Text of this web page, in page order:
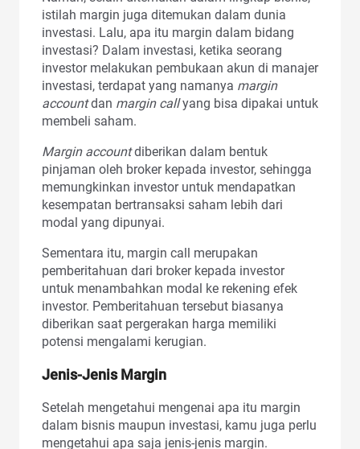
istilah margin juga ditemukan dalam dunia
investasi. Lalu, apa itu margin dalam bidang
investasi? Dalam investasi, ketika seorang
investor melakukan pembukaan akun di manajer
investasi, terdapat yang namanya margin
accountdan margin callyang bisa dipakai untuk
membeli saham.
Margin accountdiberikan dalam bentuk
pinjaman oleh broker kepada investor, sehingga
memungkinkan investor untuk mendapatkan
kesempatan bertransaksi saham lebih dari
modal yang dipunyai.
Sementara itu, margin call merupakan
pemberitahuan dari broker kepada investor
untuk menambahkan modal ke rekening efek
investor. Pemberitahuan tersebut biasanya
diberikan saat pergerakan harga memiliki
potensi mengalami kerugian.
Jenis-Jenis Margin
Setelah mengetahui mengenai apa itu margin
dalam bisnis maupun investasi, kamu juga perlu
mengetahui apa saja jenis-jenis margin.